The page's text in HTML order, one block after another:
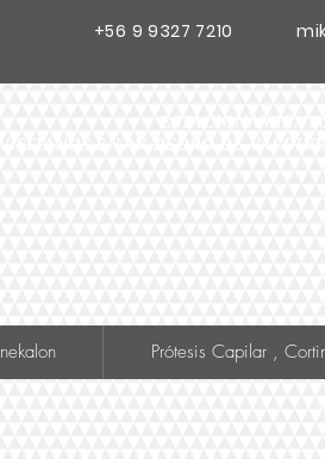
+56 9 9327 7210
Prótesis Capilar ,